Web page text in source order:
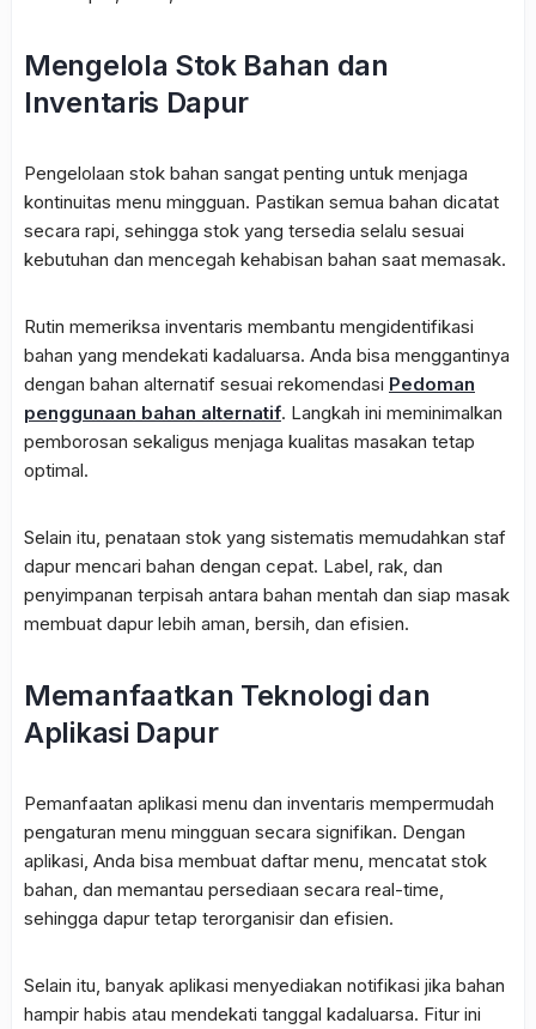
Mengelola Stok Bahan dan
Inventaris Dapur
Pengelolaan stok bahan sangat penting untuk menjaga
kontinuitas menu mingguan. Pastikan semua bahan dicatat
secara rapi, sehingga stok yang tersedia selalu sesuai
kebutuhan dan mencegah kehabisan bahan saat memasak.
Rutin memeriksa inventaris membantu mengidentifikasi
bahan yang mendekati kadaluarsa. Anda bisa menggantinya
dengan bahan alternatif sesuai rekomendasi Pedoman
penggunaan bahan alternatif. Langkah ini meminimalkan
pemborosan sekaligus menjaga kualitas masakan tetap
optimal.
Selain itu, penataan stok yang sistematis memudahkan staf
dapur mencari bahan dengan cepat. Label, rak, dan
penyimpanan terpisah antara bahan mentah dan siap masak
membuat dapur lebih aman, bersih, dan efisien.
Memanfaatkan Teknologi dan
Aplikasi Dapur
Pemanfaatan aplikasi menu dan inventaris mempermudah
pengaturan menu mingguan secara signifikan. Dengan
aplikasi, Anda bisa membuat daftar menu, mencatat stok
bahan, dan memantau persediaan secara real-time,
sehingga dapur tetap terorganisir dan efisien.
Selain itu, banyak aplikasi menyediakan notifikasi jika bahan
hampir habis atau mendekati tanggal kadaluarsa. Fitur ini